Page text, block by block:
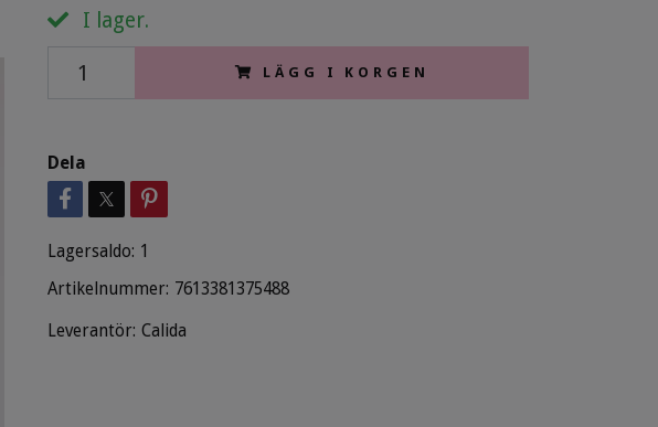
I lager.
LÄGG I KORGEN
Dela
Lagersaldo: 1
Artikelnummer: 7613381375488
Leverantör: Calida